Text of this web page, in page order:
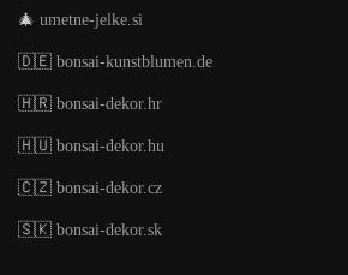
🎄 umetne-jelke.si
🇩🇪 bonsai-kunstblumen.de
🇭🇷 bonsai-dekor.hr
🇭🇺 bonsai-dekor.hu
🇨🇿 bonsai-dekor.cz
🇸🇰 bonsai-dekor.sk